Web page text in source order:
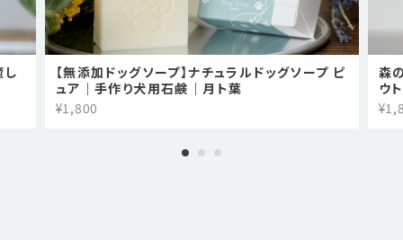
【無添加ドッグソープ】ナチュラルドッグソープ ピ
ュア｜手作り犬用石鹸｜月ト葉
¥1,800
森
ウ